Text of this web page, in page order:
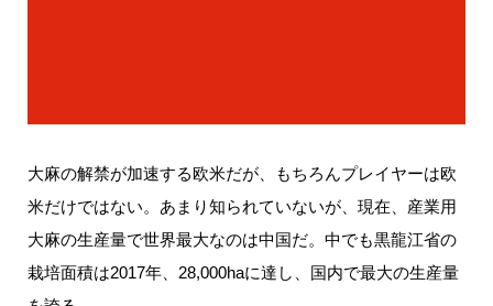
大麻の解禁が加速する欧米だが、もちろんプレイヤーは欧
米だけではない。あまり知られていないが、現在、産業用
大麻の生産量で世界最大なのは中国だ。中でも黒龍江省の
栽培面積は2017年、28,000haに達し、国内で最大の生産量